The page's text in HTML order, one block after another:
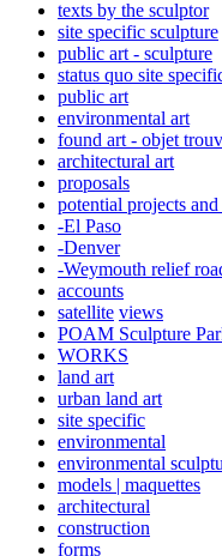
texts by the sculptor
site specific sculpture
public art - sculpture
status quo site
public art
environmental art
found art - objet
architectural art
proposals
potential projects
-El Paso
-Denver
-Weymouth relief
accounts
satellite views
POAM Sculpture
WORKS
land art
urban land art
site specific
environmental
environmental
models | maquettes
architectural
construction
forms